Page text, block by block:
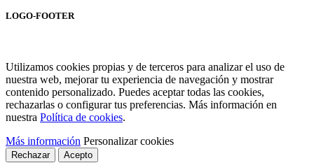
LOGO-FOOTER
Utilizamos cookies propias y de terceros para analizar el uso de
nuestra web, mejorar tu experiencia de navegación y mostrar
contenido personalizado. Puedes aceptar todas las cookies,
rechazarlas o configurar tus preferencias. Más información en
nuestra Política de cookies.
Más información Personalizar cookies
Rechazar Acepto